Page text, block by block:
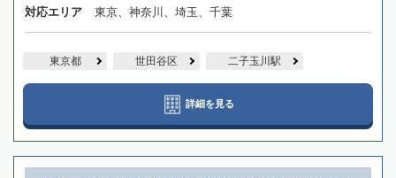
対応エリア 東京、神奈川、埼玉、千葉
東京都 世田谷区 二子玉川駅
詳細を見る